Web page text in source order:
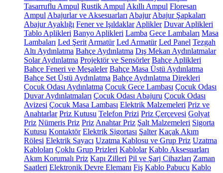
Tasarruflu Ampul Rustik Ampul Akıllı Ampul Floresan
Ampul Abajurlar ve Aksesuarları Abajur Abajur Şapkaları
Abajur Ayaklığı Fener ve Işıldaklar Aplikler Duvar Aplikleri
Tablo Aplikleri Banyo Aplikleri Lamba Gece Lambaları Masa
Lambaları Led Şerit Armatür Led Armatür Led Panel Tezgah
Altı Aydınlatma Bahçe Aydınlatma Dış Mekan Aydınlatmalar
Solar Aydınlatma Projektör ve Sensörler Bahçe Aplikleri
Bahçe Feneri ve Meşaleler Bahçe Masa Üstü Aydınlatma
Bahçe Set Üstü Aydınlatma Bahçe Aydınlatma Direkleri
Çocuk Odası Aydınlatma Çocuk Gece Lambası Çocuk Odası
Duvar Aydınlatmaları Çocuk Odası Abajuru Çocuk Odası
Avizesi Çocuk Masa Lambası Elektrik Malzemeleri Priz ve
Anahtarlar Priz Kutusu Telefon Prizi Priz Çerçevesi Golyat
Priz Nümeris Priz Priz Anahtar Priz Şalt Malzemeleri Sigorta
Kutusu Kontaktör Elektrik Sigortası Şalter Kaçak Akım
Rölesi Elektrik Sayacı Uzatma Kablosu ve Grup Priz Uzatma
Kabloları Çoklu Grup Prizleri Kablolar Kablo Aksesuarları
Akım Korumalı Priz Kapı Zilleri Pil ve Şarj Cihazları Zaman
Saatleri Elektronik Devre Elemanı Fiş Kablo Pabucu Kablo